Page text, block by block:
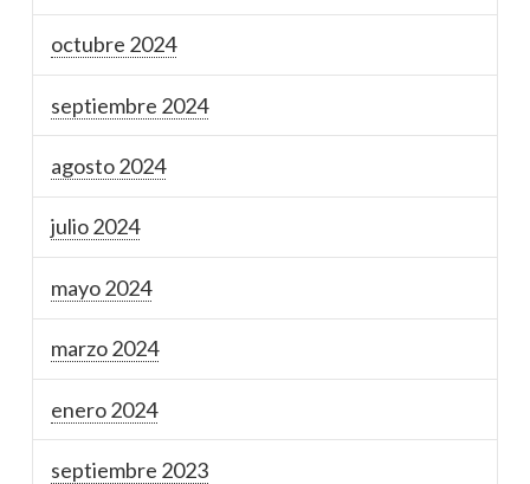
octubre 2024
septiembre 2024
agosto 2024
julio 2024
mayo 2024
marzo 2024
enero 2024
septiembre 2023